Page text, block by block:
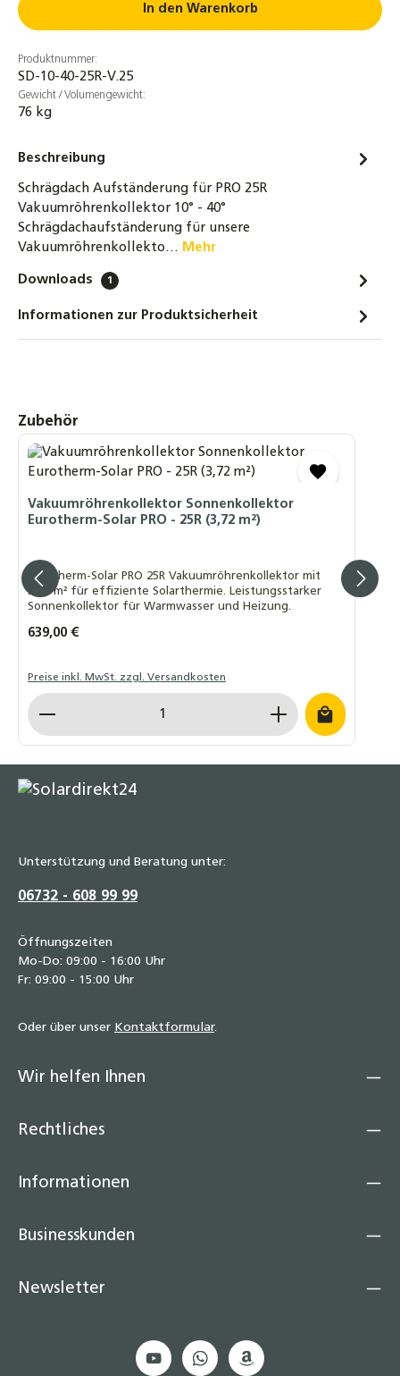
NMC PROTAPE® Solar-UV-Tape 2 m × 50 mm
× 0,6 mm – selbstklebendes EPDM-
Isolierband für Rohrisolierungen, UV- &
Dachhaken Edelstahl für Dachsteine,
Dachziegel und Dachpfannen
2,69 €
Dachhaken Edelstahl 3-fach verstellbar für
Dachsteine, Dachziegel und Dachpfannen
4,80 €
Tellerkopf Schraube 8 x 80/100/120/160/260
mm Teilgewinde TX40 A2 Edelstahl rostfrei
4,50 €
Trägerprofilset für Eurotherm-Solar PRO
Dachhaken Edelstahl für Biberschwanz
4,90 €
In den Warenkorb
Produktnummer:
SD-10-40-25R-V.25
Gewicht / Volumengewicht:
76 kg
Beschreibung
Schrägdach Aufständerung für PRO 25R
Vakuumröhrenkollektor 10° - 40°
Schrägdachaufständerung für unsere
Vakuumröhrenkollekto… Mehr
Downloads 1
Informationen zur Produktsicherheit
Produktgalerie überspringen
Zubehör
Vakuumröhrenkollektor Sonnenkollektor
Eurotherm-Solar PRO - 25R (3,72 m²)
Eurotherm-Solar PRO 25R Vakuumröhrenkollektor mit
3,72 m² für effiziente Solarthermie. Leistungsstarker
Sonnenkollektor für Warmwasser und Heizung.
Regulärer Preis:
639,00 €
Preise inkl. MwSt. zzgl. Versandkosten
Produkt Anzahl: Gib den gewünschten Wert
Unterstützung und Beratung unter:
06732 - 608 99 99
Öffnungszeiten
Mo-Do: 09:00 - 16:00 Uhr
Fr: 09:00 - 15:00 Uhr
Oder über unser Kontaktformular.
Wir helfen Ihnen
Rechtliches
Informationen
Businesskunden
Newsletter